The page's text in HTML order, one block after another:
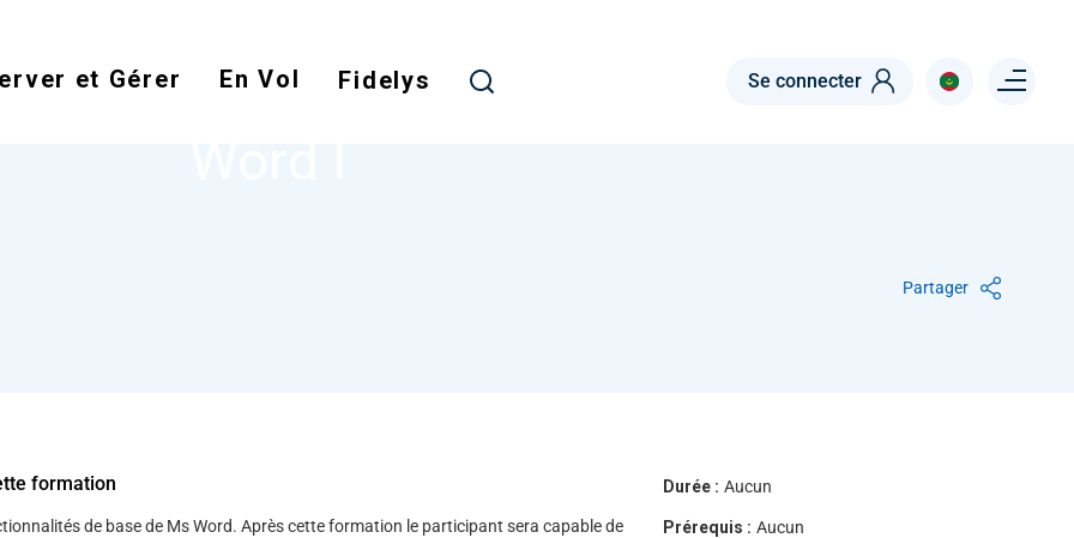
main
et Gérer En Vol Fidelys Se connecter Menu right
NODE WORD I
Partager
formation
de base de Ms Word. Après cette formation le participant sera capable de
Durée : Aucun
Prérequis : Aucun